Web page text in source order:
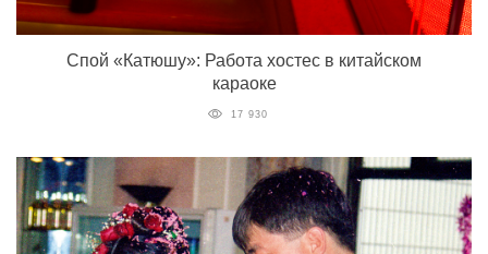
Спой «Катюшу»: Работа хостес в китайском
караоке
17 930